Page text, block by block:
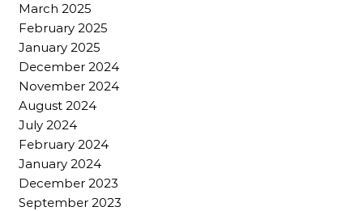
March 2025
February 2025
January 2025
December 2024
November 2024
August 2024
July 2024
February 2024
January 2024
December 2023
September 2023